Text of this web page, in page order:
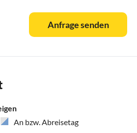
mail schnellstmöglich und spätestens
von uns erhalten, prüfen Sie
Buchungswunsch. Bitte teilen Sie
mit.
Anfrage senden
An bzw. Abreisetag